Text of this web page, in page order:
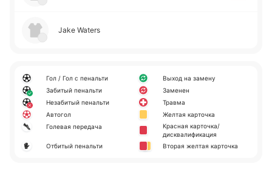
Jake Waters
Гол / Гол с пенальти
Забитый пенальти
Незабитый пенальти
Автогол
Голевая передача
Отбитый пенальти
Выход на замену
Заменен
Травма
Желтая карточка
Красная карточка/
дисквалификация
Вторая желтая карточка